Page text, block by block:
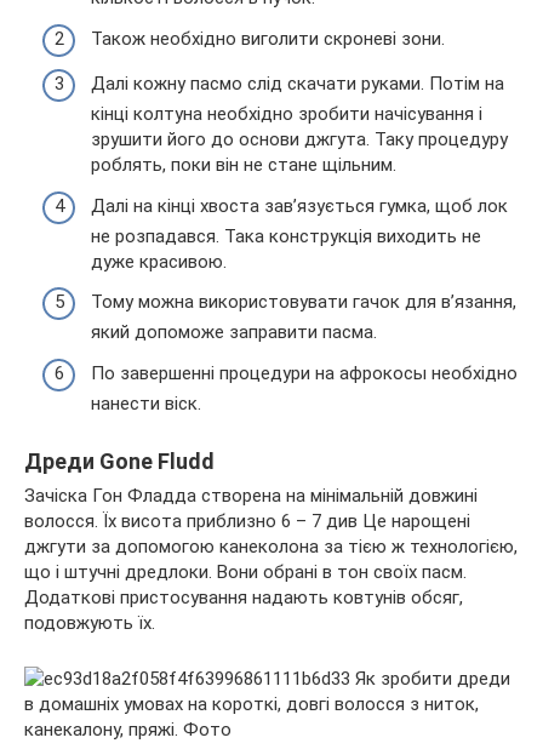
Також необхідно виголити скроневі зони.
Далі кожну пасмо слід скачати руками. Потім на
кінці колтуна необхідно зробити начісування і
зрушити його до основи джгута. Таку процедуру
роблять, поки він не стане щільним.
Далі на кінці хвоста зав’язується гумка, щоб лок
не розпадався. Така конструкція виходить не
дуже красивою.
Тому можна використовувати гачок для в’язання,
який допоможе заправити пасма.
По завершенні процедури на афрокосы необхідно
нанести віск.
Дреди Gone Fludd
Зачіска Гон Фладда створена на мінімальній довжині
волосся. Їх висота приблизно 6 – 7 див Це нарощені
джгути за допомогою канеколона за тією ж технологією,
що і штучні дредлоки. Вони обрані в тон своїх пасм.
Додаткові пристосування надають ковтунів обсяг,
подовжують їх.